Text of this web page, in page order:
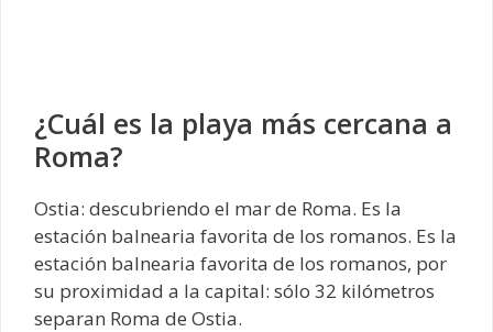
¿Cuál es la playa más cercana a
Roma?
Ostia: descubriendo el mar de Roma. Es la
estación balnearia favorita de los romanos. Es la
estación balnearia favorita de los romanos, por
su proximidad a la capital: sólo 32 kilómetros
separan Roma de Ostia.